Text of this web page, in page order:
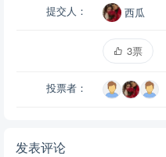
提交人： 西瓜
3票
投票者：
发表评论